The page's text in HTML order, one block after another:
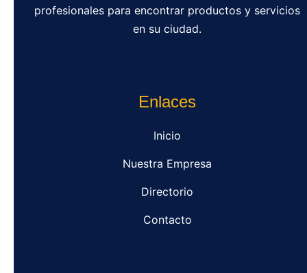
profesionales para encontrar productos y servicios
en su ciudad.
Enlaces
Inicio
Nuestra Empresa
Directorio
Contacto